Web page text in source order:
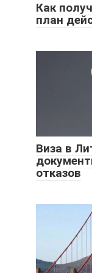
Как
план
Виза в
отказов